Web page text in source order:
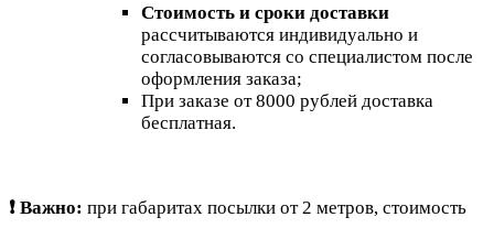
Стоимость и сроки доставки
рассчитываются индивидуально и
согласовываются со специалистом после
оформления заказа;
При заказе от 8000 рублей доставка
бесплатная.
❗ Важно: при габаритах посылки от 2 метров, стоимость